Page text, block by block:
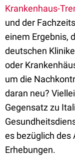
Krankenhaus-
und der
einem Ergebnis,
deutschen
oder
um die
daran neu?
Gegensatz zu
es bezüglich des
Erhebungen.